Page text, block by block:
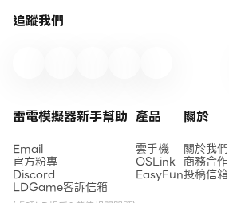
追蹤我們
雷電模擬器新手幫助
Email
官方粉專
Discord
LDGame客訴信箱
產品
雲手機
OSLink
EasyFun
關於
關於我們
商務合作
投稿信箱